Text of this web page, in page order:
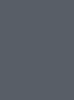
orario